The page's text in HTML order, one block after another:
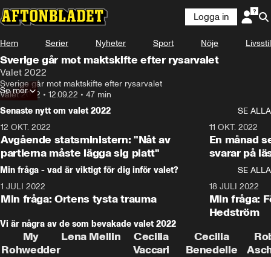
Logga in
Hem Serier Nyheter Sport Nöje Livsstil
Sverige går mot maktskifte efter rysarvalet
Valet 2022
Sverige går mot maktskifte efter rysarvalet
Valet 2022 • 12.09.22 • 47 min
Se mer
Senaste nytt om valet 2022
SE ALLA
12 OKT. 2022
Avgående statsministern: "Nåt av
partierna måste lägga sig platt"
11 OKT. 2022
En månad
svarar på
Min fråga - vad är viktigt för dig inför valet?
SE ALLA
1 JULI 2022
Min fråga: Ortens tysta trauma
18 JULI 2022
Min fråga:
Hedström
Vi är några av de som bevakade valet 2022
My
Rohwedder
Lena Mellin
Cecilia
Vaccari
Cecilia
Benedelle